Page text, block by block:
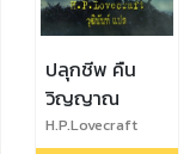
ปลุกชีพ คืน
วิญญาณ
H.P.Lovecraft